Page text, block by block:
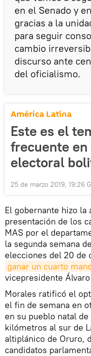
en el Senado y
gracias a la
para seguir
cambio
discurso ante
del oficialismo.
América Latina
Este es el
frecuente
electoral
25 de marzo 2019, 19:26
El gobernante hizo
presentación de los
MAS por el
la segunda semana
elecciones del 20 de
ganar un cuarto
vicepresidente Álvaro
Morales ratificó el
el fin de semana en
en su pueblo natal
kilómetros al sur de
altiplánico de Oruro,
candidatos